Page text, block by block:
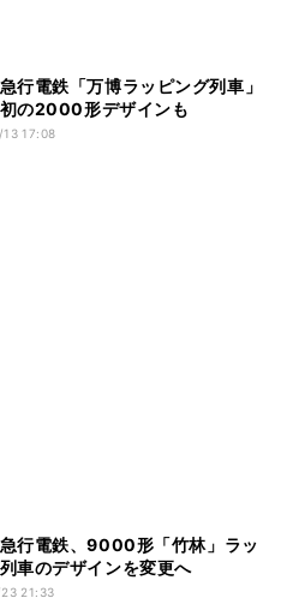
行電鉄「万博ラッピング列車」
の2000形デザインも
17:08
行電鉄、9000形「竹林」ラッ
車のデザインを変更へ
21:33